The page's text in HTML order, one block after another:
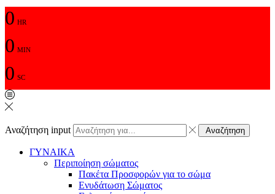
0 HR
0 MIN
0 SC
Αναζήτηση input Αναζήτηση
ΓΥΝΑΙΚΑ
Περιποίηση σώματος
Πακέτα Προσφορών για το σώμα
Ενυδάτωση Σώματος